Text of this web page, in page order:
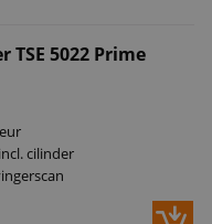
TSE 5022 Prime
cilinder